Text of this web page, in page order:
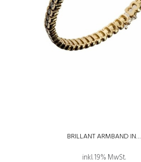
BRILLANT ARMBAND IN…
inkl. 19% MwSt.